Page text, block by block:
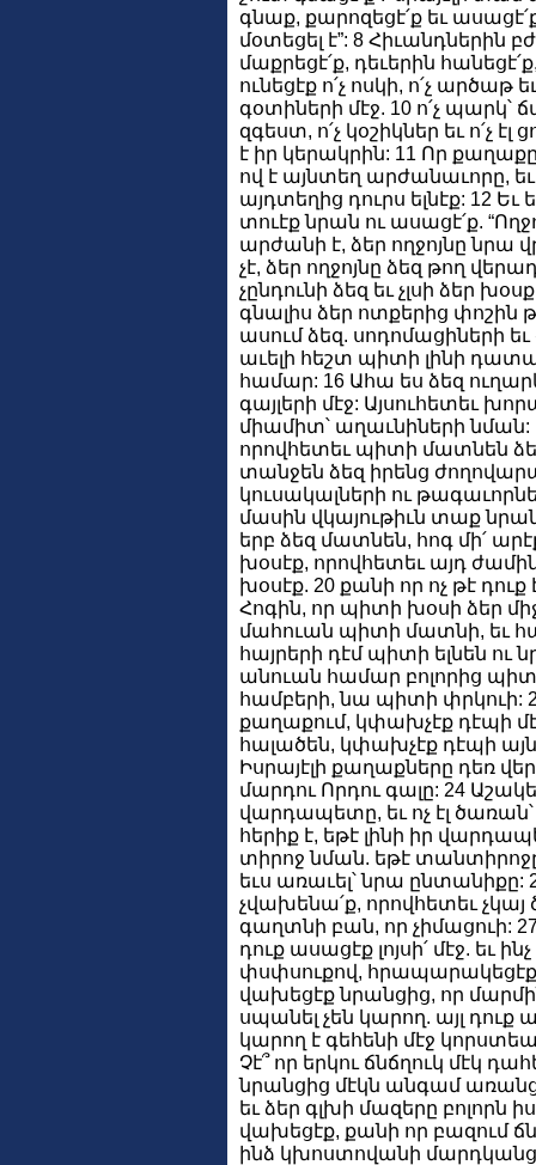
գնաք, քարոզեցէ՛ք եւ
մօտեցել է”: 8 Հիւանդներին
մաքրեցէ՛ք, դեւերին
ունեցէք ո՛չ ոսկի, ո՛չ արծաթ
գօտիների մէջ. 10 ո՛չ
զգեստ, ո՛չ կօշիկներ եւ ո՛չ
է իր կերակրին: 11 Որ
ով է այնտեղ արժանաւորը, եւ
այդտեղից դուրս ելնէք: 12 Եւ
տուէք նրան ու ասացէ՛ք.
արժանի է, ձեր ողջոյնը նրա
չէ, ձեր ողջոյնը ձեզ թող
չընդունի ձեզ եւ չլսի ձեր
գնալիս ձեր ոտքերից փոշին
ասում ձեզ. սոդոմացիների
աւելի հեշտ պիտի լինի
համար: 16 Ահա ես ձեզ
գայլերի մէջ: Այսուհետեւ
միամիտ՝ աղաւնիների նման:
որովհետեւ պիտի մատնեն
տանջեն ձեզ իրենց
կուսակալների ու
մասին վկայութիւն տաք
երբ ձեզ մատնեն, հոգ մի՛
խօսէք, որովհետեւ այդ
խօսէք. 20 քանի որ ոչ թէ
Հոգին, որ պիտի խօսի ձեր
մահուան պիտի մատնի, եւ
հայրերի դէմ պիտի ելնեն
անուան համար բոլորից
համբերի, նա պիտի փրկուի:
քաղաքում, կփախչէք դէպի
հալածեն, կփախչէք դէպի
Իսրայէլի քաղաքները դեռ
մարդու Որդու գալը: 24
վարդապետը, եւ ոչ էլ
հերիք է, եթէ լինի իր
տիրոջ նման. եթէ տանտիրոջը
եւս առաւել՝ նրա ընտանիքը:
չվախենա՛ք, որովհետեւ չկայ
գաղտնի բան, որ չիմացուի:
դուք ասացէք լոյսի՛ մէջ. եւ
փսփսուքով, հրապարակեցէք
վախեցէք նրանցից, որ
սպանել չեն կարող. այլ դուք
կարող է գեհենի մէջ
Չէ՞ որ երկու ճնճղուկ մէկ
նրանցից մէկն անգամ առանց
եւ ձեր գլխի մազերը բոլորն
վախեցէք, քանի որ բազում
ինձ կխոստովանի